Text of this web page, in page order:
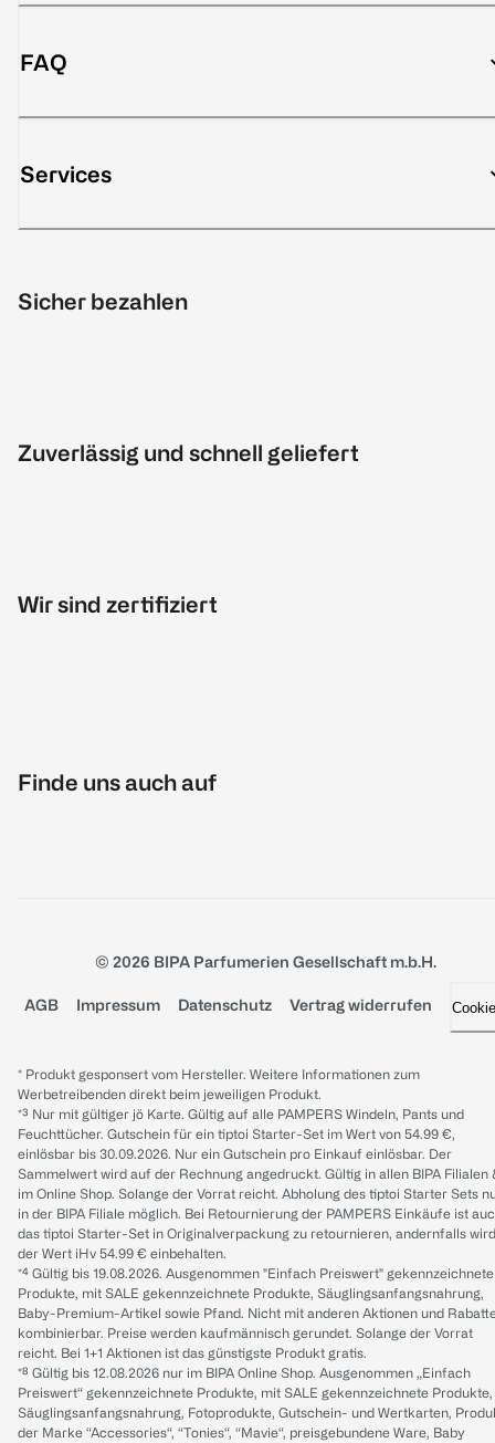
FAQ
Services
Sicher bezahlen
Zuverlässig und schnell geliefert
Wir sind zertifiziert
Finde uns auch auf
© 2026 BIPA Parfumerien Gesellschaft m.b.H.
AGB Impressum Datenschutz Vertrag widerrufen
* Produkt gesponsert vom Hersteller. Weitere Informationen zum
Werbetreibenden direkt beim jeweiligen Produkt.
*³ Nur mit gültiger jö Karte. Gültig auf alle PAMPERS Windeln, Pants und
Feuchttücher. Gutschein für ein tiptoi Starter-Set im Wert von 54.99 €,
einlösbar bis 30.09.2026. Nur ein Gutschein pro Einkauf einlösbar. Der
Sammelwert wird auf der Rechnung angedruckt. Gültig in allen BIPA Filialen
im Online Shop. Solange der Vorrat reicht. Abholung des tiptoi Starter Sets
in der BIPA Filiale möglich. Bei Retournierung der PAMPERS Einkäufe ist
das tiptoi Starter-Set in Originalverpackung zu retournieren, andernfalls wird
der Wert iHv 54.99 € einbehalten.
*⁴ Gültig bis 19.08.2026. Ausgenommen "Einfach Preiswert" gekennzeichnete
Produkte, mit SALE gekennzeichnete Produkte, Säuglingsanfangsnahrung,
Baby-Premium-Artikel sowie Pfand. Nicht mit anderen Aktionen und
kombinierbar. Preise werden kaufmännisch gerundet. Solange der Vorrat
reicht. Bei 1+1 Aktionen ist das günstigste Produkt gratis.
*⁸ Gültig bis 12.08.2026 nur im BIPA Online Shop. Ausgenommen „Einfach
Preiswert“ gekennzeichnete Produkte, mit SALE gekennzeichnete Produkte,
Säuglingsanfangsnahrung, Fotoprodukte, Gutschein- und Wertkarten,
der Marke “Accessories“, “Tonies“, “Mavie“, preisgebundene Ware, Baby